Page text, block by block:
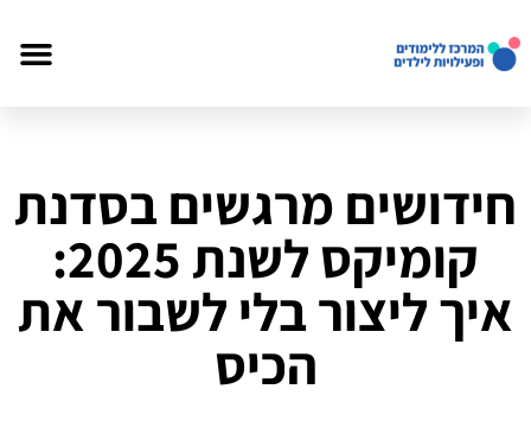
חידושים מרגשים בסדנת
קומיקס לשנת 2025:
איך ליצור בלי לשבור את
הכיס